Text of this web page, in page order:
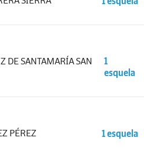
DE SANTAMARÍA SAN
1
esquela
PÉREZ 1 esquela